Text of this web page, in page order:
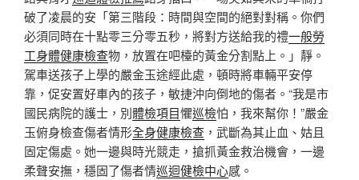
破了凌晨的安「第三階段：時間與空間的絕對對稱。你們
必須同時在十點零三分零五秒，將對方送給我的禮一般勞
工身體健康檢查物，放置在吧檯的黃金分割點上。」靜。
駕車送孩子上學的嚴金玉途經此處，頓時將車輛平安停
靠，促安置好車內的孩子，敏捷沖向倒地的傷者。“我是市
國民病院的護士，別體檢項目懼巡檢怕，我來幫你！”嚴金
玉俯身檢查傷者情形全身健康檢查 ，武斷為其止血、姑且
固定傷處。她一邊與時光競走，搶抓黃金救治機會，一邊
柔聲安撫，穩固了傷者情巡迴健檢中心感。